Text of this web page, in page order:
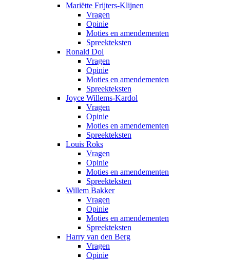
Mariëtte Frijters-Klijnen
Vragen
Opinie
Moties en amendementen
Spreekteksten
Ronald Dol
Vragen
Opinie
Moties en amendementen
Spreekteksten
Joyce Willems-Kardol
Vragen
Opinie
Moties en amendementen
Spreekteksten
Louis Roks
Vragen
Opinie
Moties en amendementen
Spreekteksten
Willem Bakker
Vragen
Opinie
Moties en amendementen
Spreekteksten
Harry van den Berg
Vragen
Opinie